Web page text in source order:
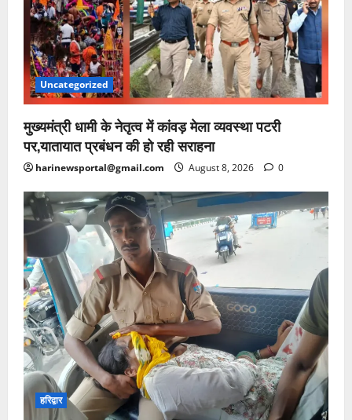
Uncategorized
मुख्यमंत्री धामी के नेतृत्व में कांवड़ मेला व्यवस्था पटरी
पर,यातायात प्रबंधन की हो रही सराहना
harinewsportal@gmail.com August 8, 2026 0
हरिद्वार